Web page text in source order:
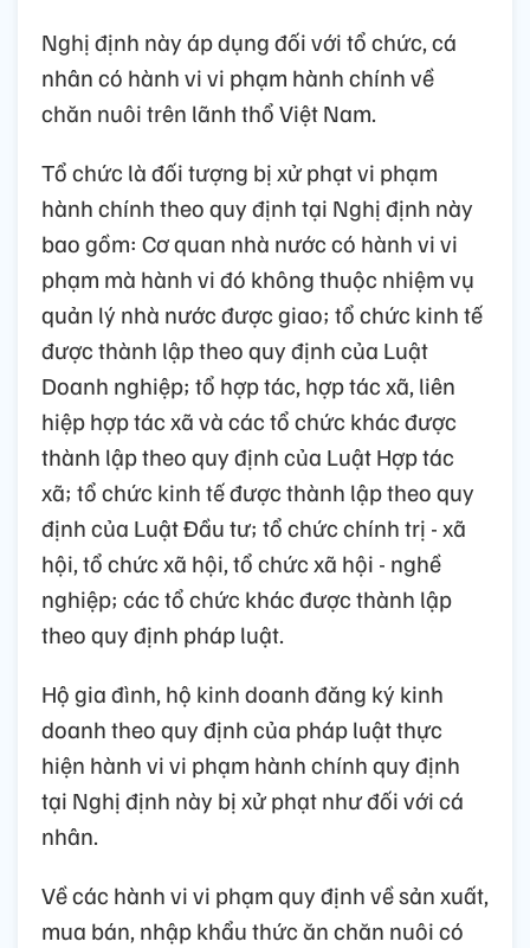
Nghị định này áp dụng đối với tổ chức, cá
nhân có hành vi vi phạm hành chính về
chăn nuôi trên lãnh thổ Việt Nam.
Tổ chức là đối tượng bị xử phạt vi phạm
hành chính theo quy định tại Nghị định này
bao gồm: Cơ quan nhà nước có hành vi vi
phạm mà hành vi đó không thuộc nhiệm vụ
quản lý nhà nước được giao; tổ chức kinh tế
được thành lập theo quy định của Luật
Doanh nghiệp; tổ hợp tác, hợp tác xã, liên
hiệp hợp tác xã và các tổ chức khác được
thành lập theo quy định của Luật Hợp tác
xã; tổ chức kinh tế được thành lập theo quy
định của Luật Đầu tư; tổ chức chính trị - xã
hội, tổ chức xã hội, tổ chức xã hội - nghề
nghiệp; các tổ chức khác được thành lập
theo quy định pháp luật.
Hộ gia đình, hộ kinh doanh đăng ký kinh
doanh theo quy định của pháp luật thực
hiện hành vi vi phạm hành chính quy định
tại Nghị định này bị xử phạt như đối với cá
nhân.
Về các hành vi vi phạm quy định về sản xuất,
mua bán, nhập khẩu thức ăn chăn nuôi có